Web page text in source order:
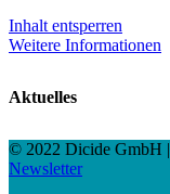
Inhalt entsperren
Weitere Informationen
Aktuelles
© 2022 Dicide GmbH |
Newsletter